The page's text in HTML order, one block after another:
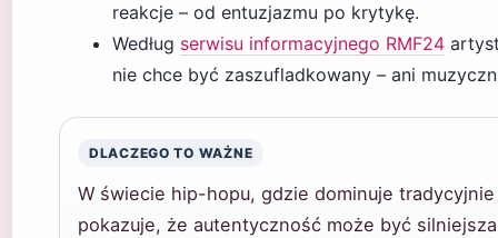
reakcje – od entuzjazmu po krytykę.
Według serwisu informacyjnego RMF24
nie chce być zaszufladkowany – ani
DLACZEGO TO WAŻNE
W świecie hip-hopu, gdzie dominuje
pokazuje, że autentyczność może być